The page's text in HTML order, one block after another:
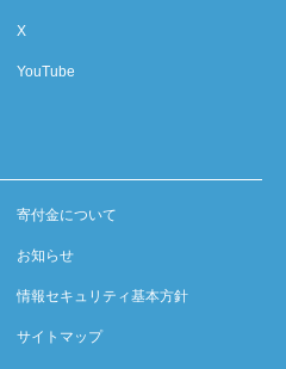
X
YouTube
寄付金について
お知らせ
情報セキュリティ基本方針
サイトマップ